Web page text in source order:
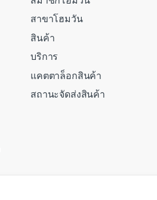
สาขาโฮมวัน
สินค้า
บริการ
แคตตาล็อกสินค้า
สถานะจัดส่งสินค้า